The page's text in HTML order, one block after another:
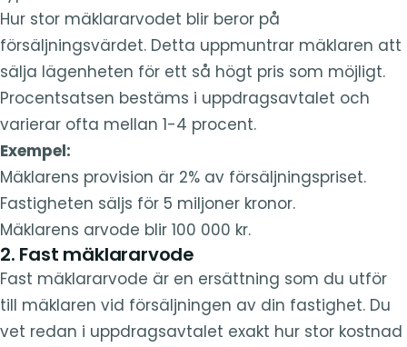
Hur stor mäklararvodet blir beror på
försäljningsvärdet. Detta uppmuntrar mäklaren att
sälja lägenheten för ett så högt pris som möjligt.
Procentsatsen bestäms i uppdragsavtalet och
varierar ofta mellan 1-4 procent.
Exempel:
Mäklarens provision är 2% av försäljningspriset.
Fastigheten säljs för 5 miljoner kronor.
Mäklarens arvode blir 100 000 kr.
2. Fast mäklararvode
Fast mäklararvode är en ersättning som du utför
till mäklaren vid försäljningen av din fastighet. Du
vet redan i uppdragsavtalet exakt hur stor kostnad